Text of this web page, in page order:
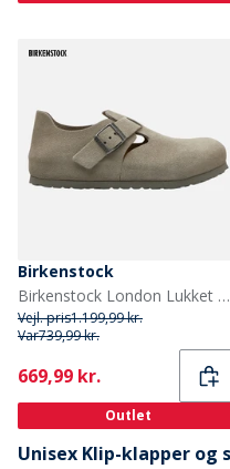
Birkenstock
Birkenstock London Lukket Clogs Sten Mønt
Vejl. pris1.199,99 kr.
Var739,99 kr.
Current
669,99 kr.
Outlet
Unisex Klip-klapper og